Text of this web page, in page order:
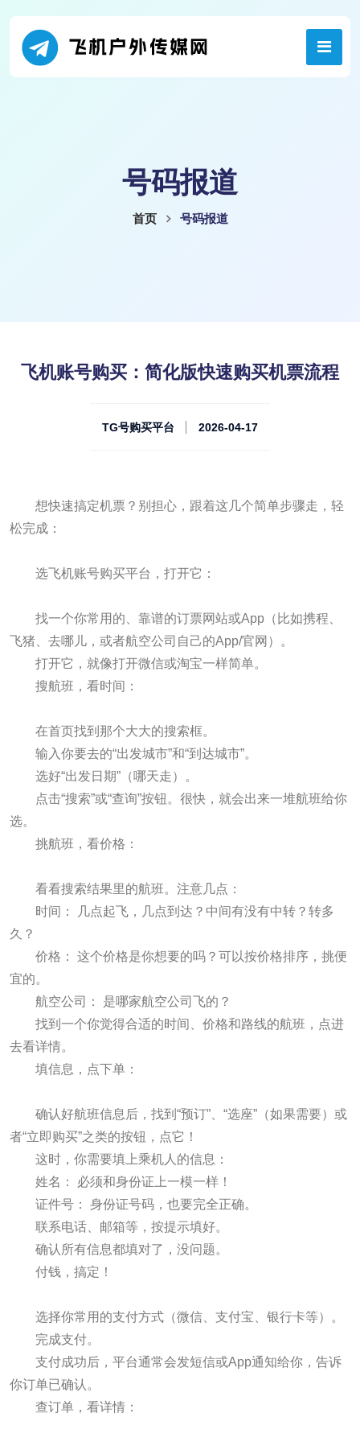
号码报道
首页 号码报道
飞机账号购买：简化版快速购买机票流程
TG号购买平台 2026-04-17
想快速搞定机票？别担心，跟着这几个简单步骤走，轻
松完成：
选飞机账号购买平台，打开它：
找一个你常用的、靠谱的订票网站或App（比如携程、
飞猪、去哪儿，或者航空公司自己的App/官网）。
打开它，就像打开微信或淘宝一样简单。
搜航班，看时间：
在首页找到那个大大的搜索框。
输入你要去的“出发城市”和“到达城市”。
选好“出发日期”（哪天走）。
点击“搜索”或“查询”按钮。很快，就会出来一堆航班给你
选。
挑航班，看价格：
看看搜索结果里的航班。注意几点：
时间： 几点起飞，几点到达？中间有没有中转？转多
久？
价格： 这个价格是你想要的吗？可以按价格排序，挑便
宜的。
航空公司： 是哪家航空公司飞的？
找到一个你觉得合适的时间、价格和路线的航班，点进
去看详情。
填信息，点下单：
确认好航班信息后，找到“预订”、“选座”（如果需要）或
者“立即购买”之类的按钮，点它！
这时，你需要填上乘机人的信息：
姓名： 必须和身份证上一模一样！
证件号： 身份证号码，也要完全正确。
联系电话、邮箱等，按提示填好。
确认所有信息都填对了，没问题。
付钱，搞定！
选择你常用的支付方式（微信、支付宝、银行卡等）。
完成支付。
支付成功后，平台通常会发短信或App通知给你，告诉
你订单已确认。
查订单，看详情：